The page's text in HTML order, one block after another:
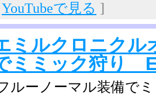
YouTubeで見る ]
ミルクロニク
ミミック狩り
ルーノーマル装備で